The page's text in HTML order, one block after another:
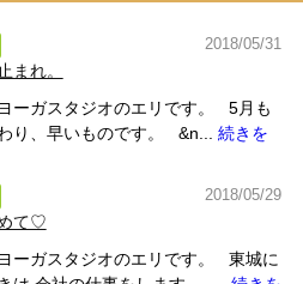
2018/05/31
まれ。
ーガスタジオのエリです。 5月も
り、早いものです。 &n... 続きを
2018/05/29
て♡
ーガスタジオのエリです。 東城に